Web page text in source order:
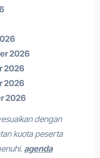
2026
2026
2026
2026
dengan
kuota peserta
agenda